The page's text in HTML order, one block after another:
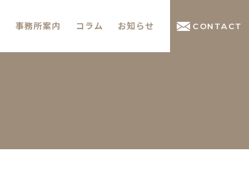
事務所案内 コラム お知らせ CONTACT